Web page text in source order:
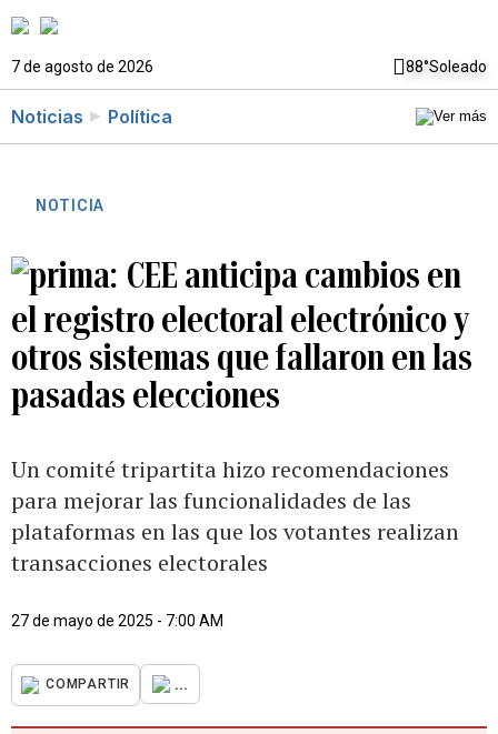
7 de agosto de 2026 88°Soleado
Noticias Política
NOTICIA
CEE anticipa cambios en
el registro electoral electrónico y
otros sistemas que fallaron en las
pasadas elecciones
Un comité tripartita hizo recomendaciones
para mejorar las funcionalidades de las
plataformas en las que los votantes realizan
transacciones electorales
27 de mayo de 2025 - 7:00 AM
COMPARTIR ...